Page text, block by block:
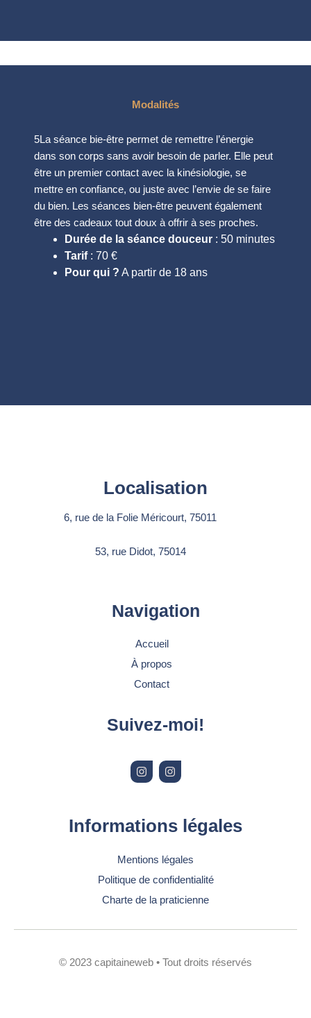
Modalités
5La séance bie-être permet de remettre l’énergie
dans son corps sans avoir besoin de parler. Elle peut
être un premier contact avec la kinésiologie, se
mettre en confiance, ou juste avec l’envie de se faire
du bien. Les séances bien-être peuvent également
être des cadeaux tout doux à offrir à ses proches.
Durée de la séance douceur: 50 minutes
Tarif: 70 €
Pour qui ? A partir de 18 ans
Localisation
6, rue de la Folie Méricourt, 75011
53, rue Didot, 75014
Navigation
Accueil
À propos
Contact
Suivez-moi!
n
s
t
r
a
n
s
t
r
a
Informations légales
Mentions légales
Politique de confidentialité
Charte de la praticienne
© 2023 capitaineweb • Tout droits réservés